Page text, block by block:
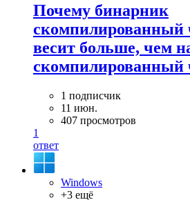
Почему бинарник
скомпилированный
весит больше, чем
скомпилированный
1 подписчик
11 июн.
407 просмотров
1
ответ
Windows
+3 ещё